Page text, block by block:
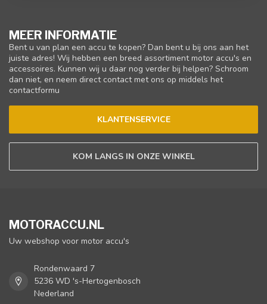
MEER INFORMATIE
Bent u van plan een accu te kopen? Dan bent u bij ons aan het
juiste adres! Wij hebben een breed assortiment motor accu's en
accessoires. Kunnen wij u daar nog verder bij helpen? Schroom
dan niet, en neem direct contact met ons op middels het
contactformu
KLANTENSERVICE
KOM LANGS IN ONZE WINKEL
MOTORACCU.NL
Uw webshop voor motor accu's
Rondenwaard 7
5236 WD 's-Hertogenbosch
Nederland